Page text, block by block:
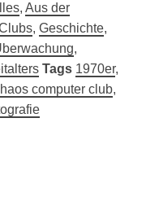
, Aus der
, Geschichte,
,
Tags 1970er,
computer club,